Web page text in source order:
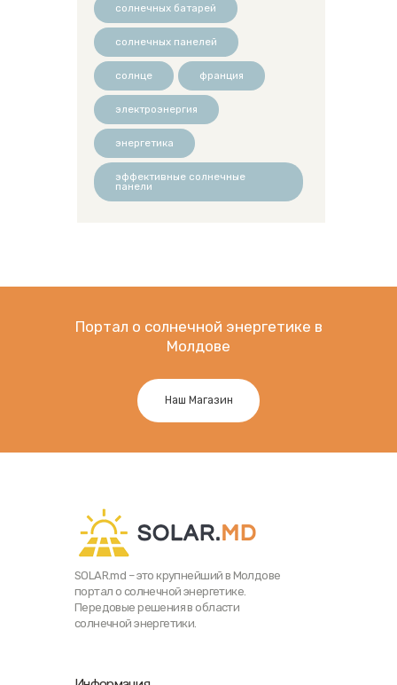
солнечных батарей
солнечных панелей
солнце франция
электроэнергия
энергетика
эффективные солнечные
панели
Портал о солнечной энергетике в
Молдове
Наш Магазин
SOLAR.md – это крупнейший в Молдове
портал о солнечной энергетике.
Передовые решения в области
солнечной энергетики.